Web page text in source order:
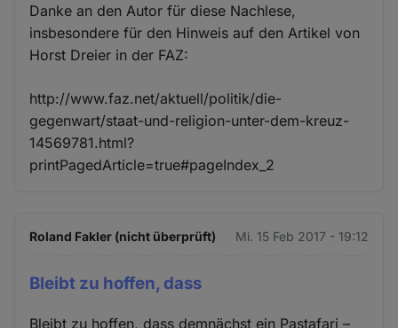
Danke an den Autor für diese Nachlese,
insbesondere für den Hinweis auf den Artikel von
Horst Dreier in der FAZ:
http://www.faz.net/aktuell/politik/die-
gegenwart/staat-und-religion-unter-dem-kreuz-
14569781.html?
printPagedArticle=true#pageIndex_2
Roland Fakler (nicht überprüft) Mi. 15 Feb 2017 - 19:12
Bleibt zu hoffen, dass
Bleibt zu hoffen, dass demnächst ein Pastafari –